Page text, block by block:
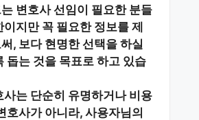
변호사 선임이 필요한 분들
이지만 꼭 필요한 정보를 제
, 보다 현명한 선택을 하실
돕는 것을 목표로 하고 있습
사는 단순히 유명하거나 비용
호사가 아니라,사용자님의